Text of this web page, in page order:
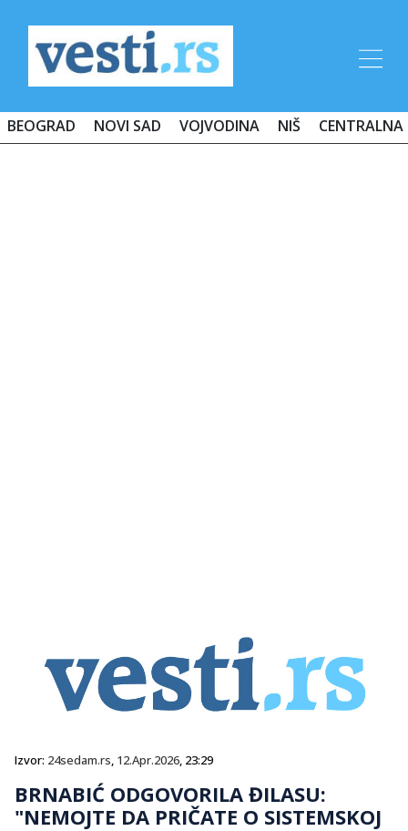
BEOGRAD NOVI SAD VOJVODINA NIŠ CENTRALNA
Izvor: 24sedam.rs, 12.Apr.2026, 23:29
BRNABIĆ ODGOVORILA ĐILASU:
"NEMOJTE DA PRIČATE O SISTEMSKOJ